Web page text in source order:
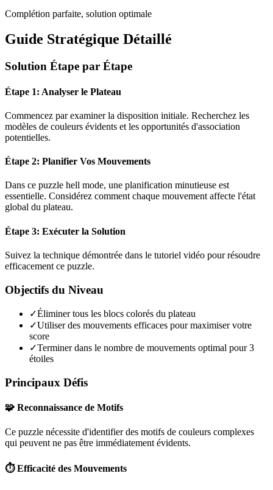
Complétion parfaite, solution optimale
Guide Stratégique Détaillé
Solution Étape par Étape
Étape 1: Analyser le Plateau
Commencez par examiner la disposition initiale. Recherchez les
modèles de couleurs évidents et les opportunités d'association
potentielles.
Étape 2: Planifier Vos Mouvements
Dans ce puzzle hell mode, une planification minutieuse est
essentielle. Considérez comment chaque mouvement affecte l'état
global du plateau.
Étape 3: Exécuter la Solution
Suivez la technique démontrée dans le tutoriel vidéo pour résoudre
efficacement ce puzzle.
Objectifs du Niveau
✓Éliminer tous les blocs colorés du plateau
✓Utiliser des mouvements efficaces pour maximiser votre
score
✓Terminer dans le nombre de mouvements optimal pour 3
étoiles
Principaux Défis
🧩 Reconnaissance de Motifs
Ce puzzle nécessite d'identifier des motifs de couleurs complexes
qui peuvent ne pas être immédiatement évidents.
⏱️ Efficacité des Mouvements